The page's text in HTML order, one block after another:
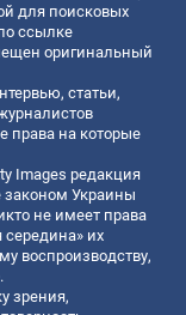
для поисковых
ссылке
оригинальный
статьи,
права на которые
Images редакция
Украины
не имеет права
их
воспроизводству,
зрения,